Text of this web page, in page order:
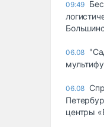
09:49
06.08
06.08
центры